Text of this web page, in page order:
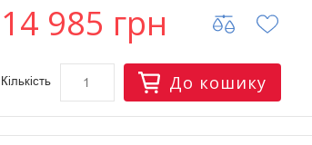
14 985 грн
Кількість До кошику